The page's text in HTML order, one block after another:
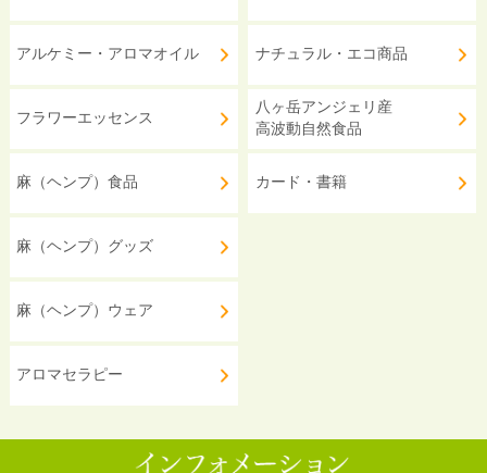
アルケミー・アロマオイル
フラワーエッセンス
麻（ヘンプ）食品
麻（ヘンプ）グッズ
麻（ヘンプ）ウェア
アロマセラピー
ナチュラル・エコ商品
八ヶ岳アンジェリ産
高波動自然食品
カード・書籍